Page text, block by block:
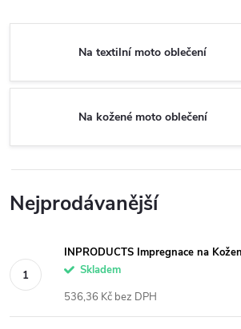
Na textilní moto oblečení
Na kožené moto oblečení
Nejprodávanější
INPRODUCTS Impregnace na
Skladem
536,36 Kč bez DPH